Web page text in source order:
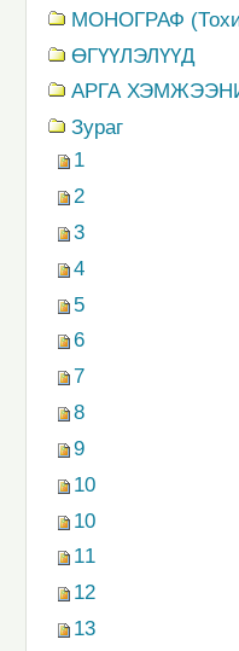
MОНОГРАФ
ӨГҮҮЛЭЛҮҮД
АРГА
Зураг
1
2
3
4
5
6
7
8
9
10
10
11
12
13